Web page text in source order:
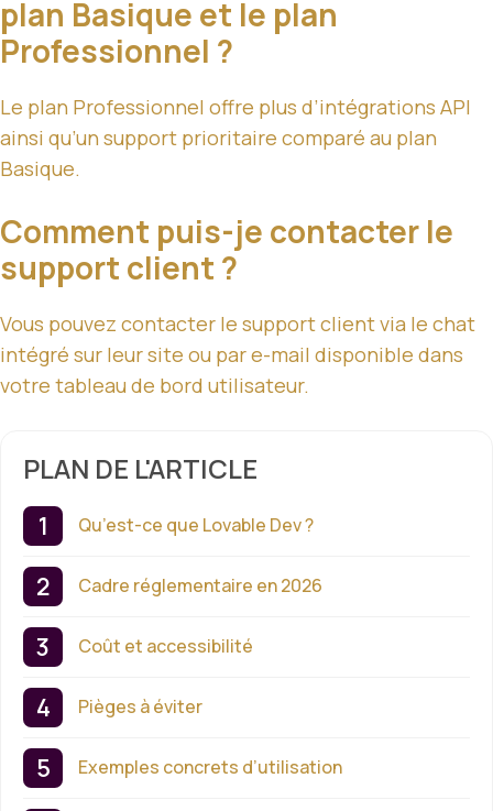
plan Basique et le plan
Professionnel ?
Le plan Professionnel offre plus d’intégrations API
ainsi qu’un support prioritaire comparé au plan
Basique.
Comment puis-je contacter le
support client ?
Vous pouvez contacter le support client via le chat
intégré sur leur site ou par e-mail disponible dans
votre tableau de bord utilisateur.
PLAN DE L'ARTICLE
Qu’est-ce que Lovable Dev ?
Cadre réglementaire en 2026
Coût et accessibilité
Pièges à éviter
Exemples concrets d’utilisation